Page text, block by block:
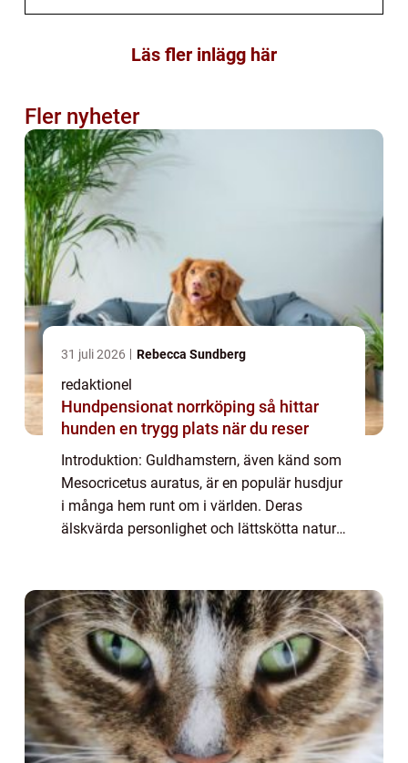
Läs fler inlägg här
Fler nyheter
31 juli 2026 Rebecca Sundberg
redaktionel
Hundpensionat norrköping så hittar
hunden en trygg plats när du reser
Introduktion: Guldhamstern, även känd som
Mesocricetus auratus, är en populär husdjur
i många hem runt om i världen. Deras
älskvärda personlighet och lättskötta natur